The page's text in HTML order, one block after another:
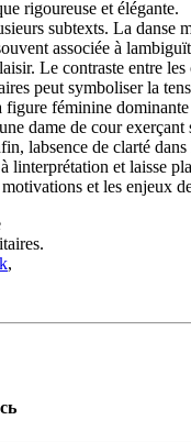
rigoureuse et élégante.
subtexts. La danse
associée à
Le contraste entre
peut symboliser la
féminine
dame de cour
labsence de clarté dans
linterprétation et laisse
et les enjeux
,